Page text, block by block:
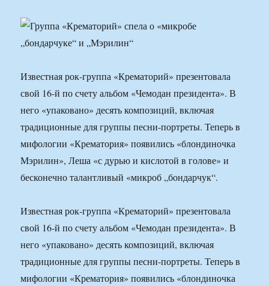
Известная рок-группа «Крематорий» презентовала
свой 16-й по счету альбом «Чемодан президента». В
него «упаковано» десять композиций, включая
традиционные для группы песни-портреты. Теперь в
мифологии «Крематория» появились «блондиночка
Мэрилин», Леша «с дурью и кислотой в голове» и
бесконечно талантливый «микроб „бондарчук“.
Известная рок-группа «Крематорий» презентовала
свой 16-й по счету альбом «Чемодан президента». В
него «упаковано» десять композиций, включая
традиционные для группы песни-портреты. Теперь в
мифологии «Крематория» появились «блондиночка